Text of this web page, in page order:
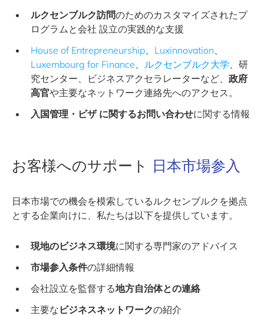
ルクセンブルク訪問のためのカスタマイズされたプ
ログラムと会社 設立の実践的な支援
House of Entrepreneurship、 Luxinnovation、
Luxembourg for Finance、 ルクセンブルク大学、研
究センター、ビジネスアクセラレーターなど、 政府
高官や主要なネットワーク連絡先へのアクセス。
入国管理・ビザ に関するお問い合わせに関する情報
お客様へのサポート 日本市場参入
日本市場での機会を模索しているルクセンブルクを拠点
とする企業向けに、私たちは以下を提供しています。
現地のビジネス環境に関する専門家のアドバイス
市場参入条件の詳細情報
会社設立を監督する地方自治体との連絡
主要な ビジネスネットワークの紹介